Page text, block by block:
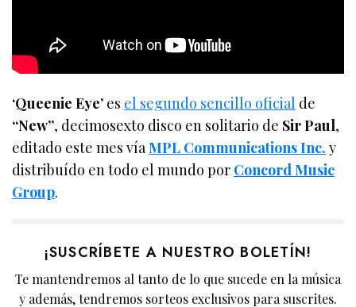
‘Queenie Eye’ es el segundo sencillo oficial de
“New”, decimosexto disco en solitario de Sir Paul,
editado este mes víaMPL Communications Inc. y
distribuído en todo el mundo por Concord Music
Group.
¡SUSCRÍBETE A NUESTRO BOLETÍN!
Te mantendremos al tanto de lo que sucede en la música
y además, tendremos sorteos exclusivos para suscrites.